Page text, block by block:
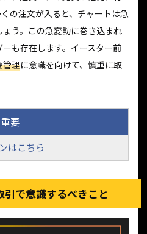
の注文が入ると、チャートは急
う。この急変動に巻き込まれ
も存在します。イースター前
管理に意識を向けて、慎重に取
重要
はこちら
引で意識するべきこと